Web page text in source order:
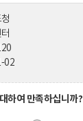
02
하여 만족하십니까?